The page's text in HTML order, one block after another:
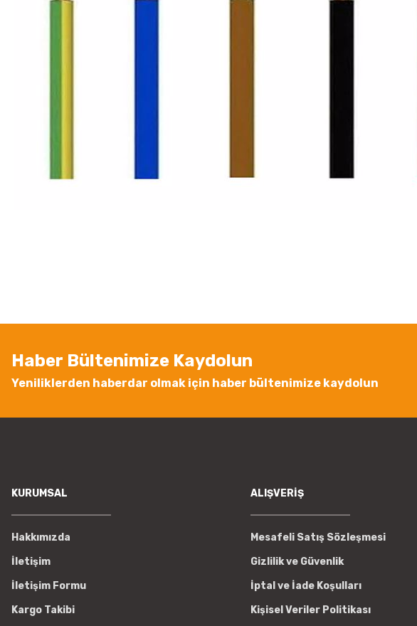
Ürün bilgilerinde hatalar bulunuyor.
Bu ürüne benzer farklı alternatifler olmalı.
Haber Bültenimize Kaydolun
Yeniliklerden haberdar olmak için haber bültenimize kaydolun
KURUMSAL
Hakkımızda
İletişim
İletişim Formu
Kargo Takibi
ALIŞVERİŞ
Mesafeli Satış Sözleşmesi
Gizlilik ve Güvenlik
İptal ve İade Koşulları
Kişisel Veriler Politikası